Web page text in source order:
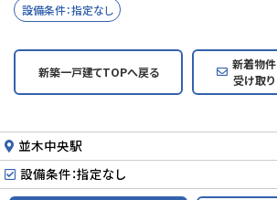
設備条件：指定なし
新築一戸建てTOPへ戻る
新着物件
受け取り
並木中央駅
設備条件：指定なし